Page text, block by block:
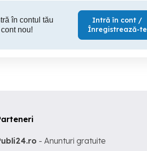
în contul tău
nou!
Intră în cont /
Înregistrează-te
- Anunturi gratuite